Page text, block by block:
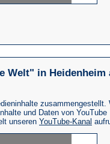
Welt" in Heidenheim
zusammengestellt.
und Daten von YouTube
unseren YouTube-Kanal